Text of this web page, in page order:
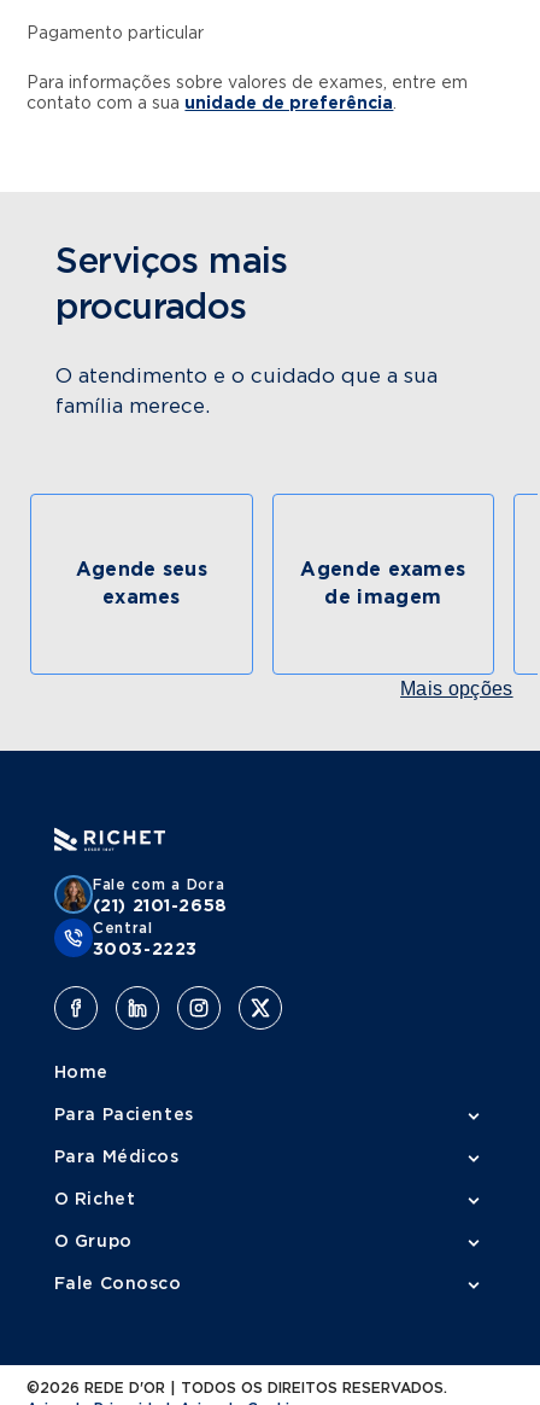
Pagamento particular
Para informações sobre valores de exames, entre em
contato com a sua unidade de preferência
Serviços mais
procurados
O atendimento e o cuidado que a sua
família merece.
Agende seus
exames
Agende exames
de imagem
Mais opções
Fale com a Dora
(21) 2101-2658
Central
3003-2223
Home
Para Pacientes
Para Médicos
O Richet
O Grupo
Fale Conosco
©2026 REDE D'OR | TODOS OS DIREITOS RESERVADOS.